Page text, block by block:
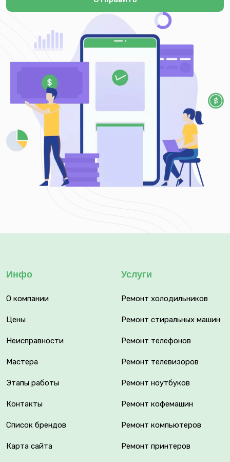
Инфо
О компании
Цены
Неисправности
Мастера
Этапы работы
Контакты
Список брендов
Карта сайта
Услуги
Ремонт холодильников
Ремонт стиральных машин
Ремонт телефонов
Ремонт телевизоров
Ремонт ноутбуков
Ремонт кофемашин
Ремонт компьютеров
Ремонт принтеров